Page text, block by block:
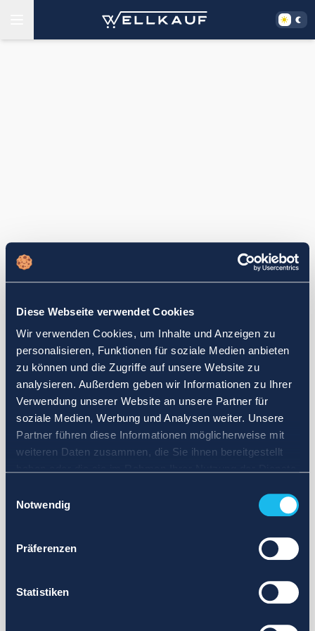
Diese Webseite verwendet Cookies
Wir verwenden Cookies, um Inhalte und Anzeigen zu
personalisieren, Funktionen für soziale Medien anbieten
zu können und die Zugriffe auf unsere Website zu
analysieren. Außerdem geben wir Informationen zu Ihrer
Verwendung unserer Website an unsere Partner für
soziale Medien, Werbung und Analysen weiter. Unsere
Partner führen diese Informationen möglicherweise mit
weiteren Daten zusammen, die Sie ihnen bereitgestellt
Notwendig
Präferenzen
Statistiken